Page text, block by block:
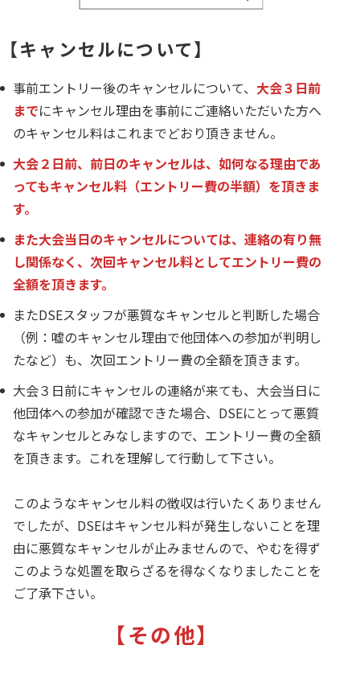
【キャンセルについて】
事前エントリー後のキャンセルについて、 大会３日前
までにキャンセル理由を事前にご連絡いただいた方へ
のキャンセル料はこれまでどおり頂きません。
大会２日前、前日のキャンセルは、如何なる理由であ
ってもキャンセル料（エントリー費の半額）を頂きま
す。
また大会当日のキャンセルについては、連絡の有り無
し関係なく、次回キャンセル料としてエントリー費の
全額を頂きます。
またDSEスタッフが悪質なキャンセルと判断した場合
（例：嘘のキャンセル理由で他団体への参加が判明し
たなど）も、次回エントリー費の全額を頂きます。
大会３日前にキャンセルの連絡が来ても、大会当日に
他団体への参加が確認できた場合、DSEにとって悪質
なキャンセルとみなしますので、エントリー費の全額
を頂きます。これを理解して行動して下さい。
このようなキャンセル料の徴収は行いたくありません
でしたが、DSEはキャンセル料が発生しないことを理
由に悪質なキャンセルが止みませんので、やむを得ず
このような処置を取らざるを得なくなりましたことを
ご了承下さい。
【その他】